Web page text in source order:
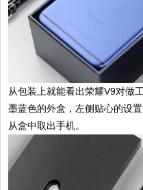
从包装上就能看出荣耀V9对做
墨蓝色的外盒，左侧贴心的设
从盒中取出手机。